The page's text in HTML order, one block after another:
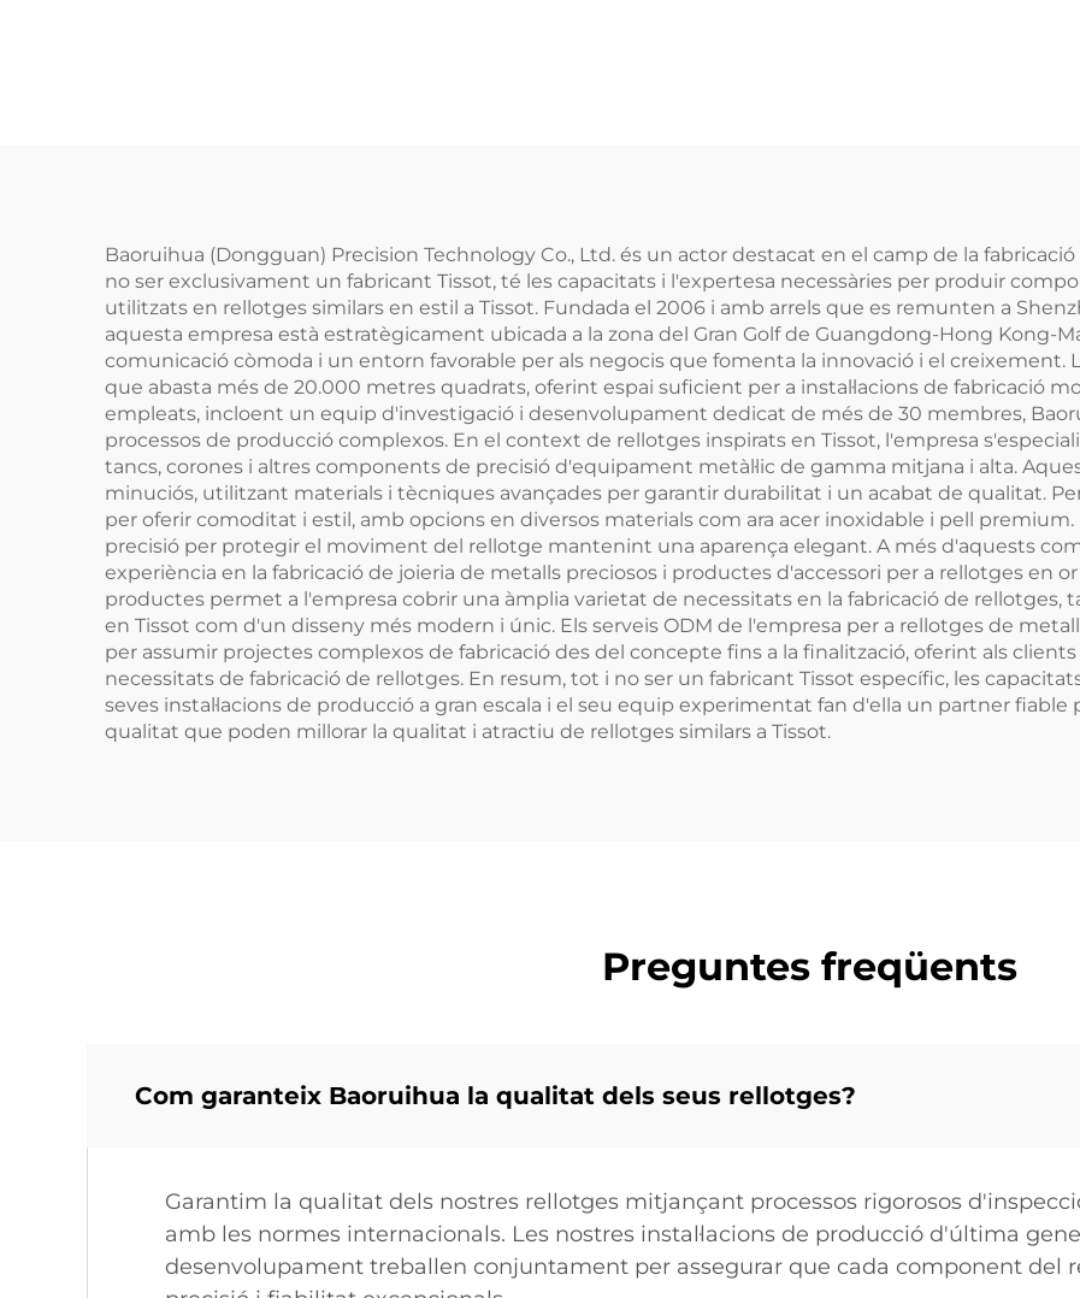
Baoruihua (Dongguan) Precision Technology Co., Ltd. és un actor destacat en el camp de la
no ser exclusivament un fabricant Tissot, té les capacitats i l'expertesa necessàries per produir
utilitzats en rellotges similars en estil a Tissot. Fundada el 2006 i amb arrels que es remunten a
aquesta empresa està estratègicament ubicada a la zona del Gran Golf de Guangdong-Hong Kong-
comunicació còmoda i un entorn favorable per als negocis que fomenta la innovació i el creixement.
que abasta més de 20.000 metres quadrats, oferint espai suficient per a instal·lacions de fabricació
empleats, incloent un equip d'investigació i desenvolupament dedicat de més de 30 membres,
processos de producció complexos. En el context de rellotges inspirats en Tissot, l'empresa
tancs, corones i altres components de precisió d'equipament metàl·lic de gamma mitjana i alta.
minuciós, utilitzant materials i tècniques avançades per garantir durabilitat i un acabat de qualitat.
per oferir comoditat i estil, amb opcions en diversos materials com ara acer inoxidable i pell
precisió per protegir el moviment del rellotge mantenint una aparença elegant. A més d'aquests
experiència en la fabricació de joieria de metalls preciosos i productes d'accessori per a rellotges en
productes permet a l'empresa cobrir una àmplia varietat de necessitats en la fabricació de rellotges,
en Tissot com d'un disseny més modern i únic. Els serveis ODM de l'empresa per a rellotges de
per assumir projectes complexos de fabricació des del concepte fins a la finalització, oferint als
necessitats de fabricació de rellotges. En resum, tot i no ser un fabricant Tissot específic, les
seves instal·lacions de producció a gran escala i el seu equip experimentat fan d'ella un partner
qualitat que poden millorar la qualitat i atractiu de rellotges similars a Tissot.
Preguntes freqüents
Com garanteix Baoruihua la qualitat dels seus rellotges?
Garantim la qualitat dels nostres rellotges mitjançant processos rigorosos
amb les normes internacionals. Les nostres instal·lacions de producció d'última
desenvolupament treballen conjuntament per assegurar que cada component del